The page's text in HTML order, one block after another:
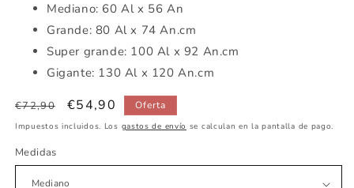
Mediano: 60 Al x 56 An
Grande: 80 Al x 74 An.cm
Super grande: 100 Al x 92 An.cm
Gigante: 130 Al x 120 An.cm
Precio
habitual
€72,90
Precio
de
€54,90 Oferta
Impuestos incluidos. Los gastos de envío se calculan en la pantalla de pago.
Medidas